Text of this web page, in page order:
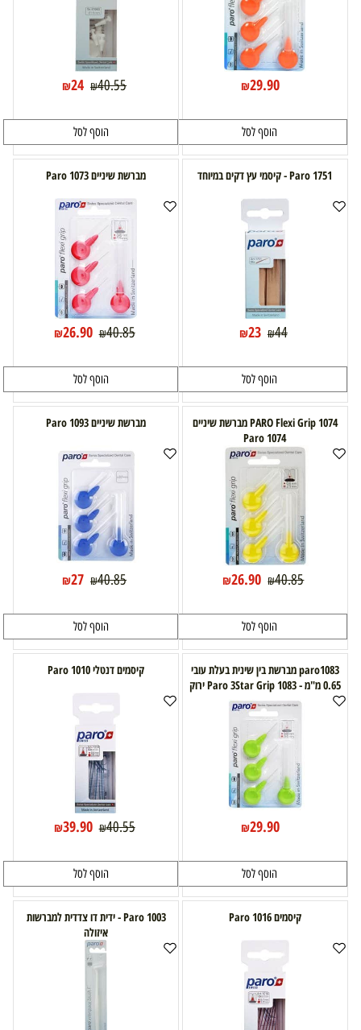
₪29.90
הוסף לסל
₪40.55
₪24
הוסף לסל
Paro 1751 - קיסמי עץ דקים במיוחד
₪44
₪23
הוסף לסל
מברשת שיניים 1073 Paro
₪40.85
₪26.90
הוסף לסל
1074 PARO Flexi Grip מברשת שיניים
1074 Paro
₪40.85
₪26.90
הוסף לסל
מברשת שיניים 1093 Paro
₪40.85
₪27
הוסף לסל
paro1083 מברשת בין שינית בעלת עובי
0.65 מ"מ - Paro 3Star Grip 1083 ירוק
₪29.90
הוסף לסל
קיסמים דנטלי 1010 Paro
₪40.55
₪39.90
הוסף לסל
קיסמים 1016 Paro
Paro 1003 - ידית דו צדדית למברשות
איזולה